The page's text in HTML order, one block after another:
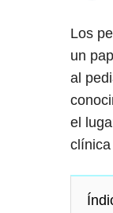
Los
un
al
el